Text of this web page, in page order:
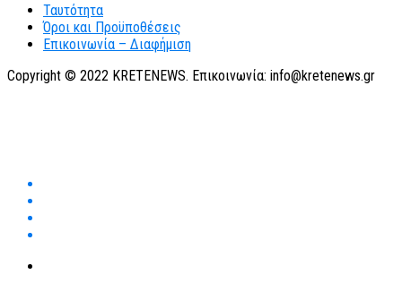
Ταυτότητα
Όροι και Προϋποθέσεις
Επικοινωνία – Διαφήμιση
Copyright © 2022 KRETENEWS. Επικοινωνία: info@kretenews.gr